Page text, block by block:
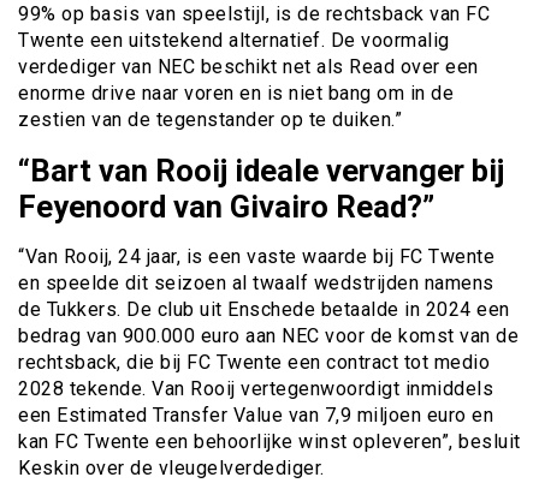
99% op basis van speelstijl, is de rechtsback van FC
Twente een uitstekend alternatief. De voormalig
verdediger van NEC beschikt net als Read over een
enorme drive naar voren en is niet bang om in de
zestien van de tegenstander op te duiken.”
“Bart van Rooij ideale vervanger bij
Feyenoord van Givairo Read?”
“Van Rooij, 24 jaar, is een vaste waarde bij FC Twente
en speelde dit seizoen al twaalf wedstrijden namens
de Tukkers. De club uit Enschede betaalde in 2024 een
bedrag van 900.000 euro aan NEC voor de komst van de
rechtsback, die bij FC Twente een contract tot medio
2028 tekende. Van Rooij vertegenwoordigt inmiddels
een Estimated Transfer Value van 7,9 miljoen euro en
kan FC Twente een behoorlijke winst opleveren”, besluit
Keskin over de vleugelverdediger.